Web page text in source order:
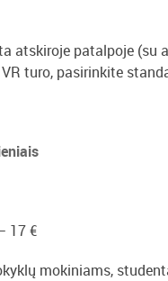
atskiroje patalpoje
turo, pasirinkite
17 €
mokiniams,